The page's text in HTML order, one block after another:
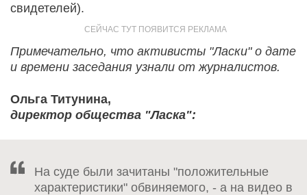
свидетелей).
Примечательно, что активисты "Ласки" о дате
и времени заседания узнали от журналистов.
Ольга Титунина,
директор общества "Ласка":
На суде были зачитаны "положительные
характеристики" обвиняемого, - а на видео в